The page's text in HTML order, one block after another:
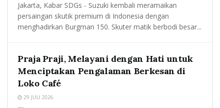
Jakarta, Kabar SDGs - Suzuki kembali meramaikan
persaingan skutik premium di Indonesia dengan
menghadirkan Burgman 150. Skuter matik berbodi besar...
Praja Praji, Melayani dengan Hati untuk
Menciptakan Pengalaman Berkesan di
Loko Café
29 JULI 2026